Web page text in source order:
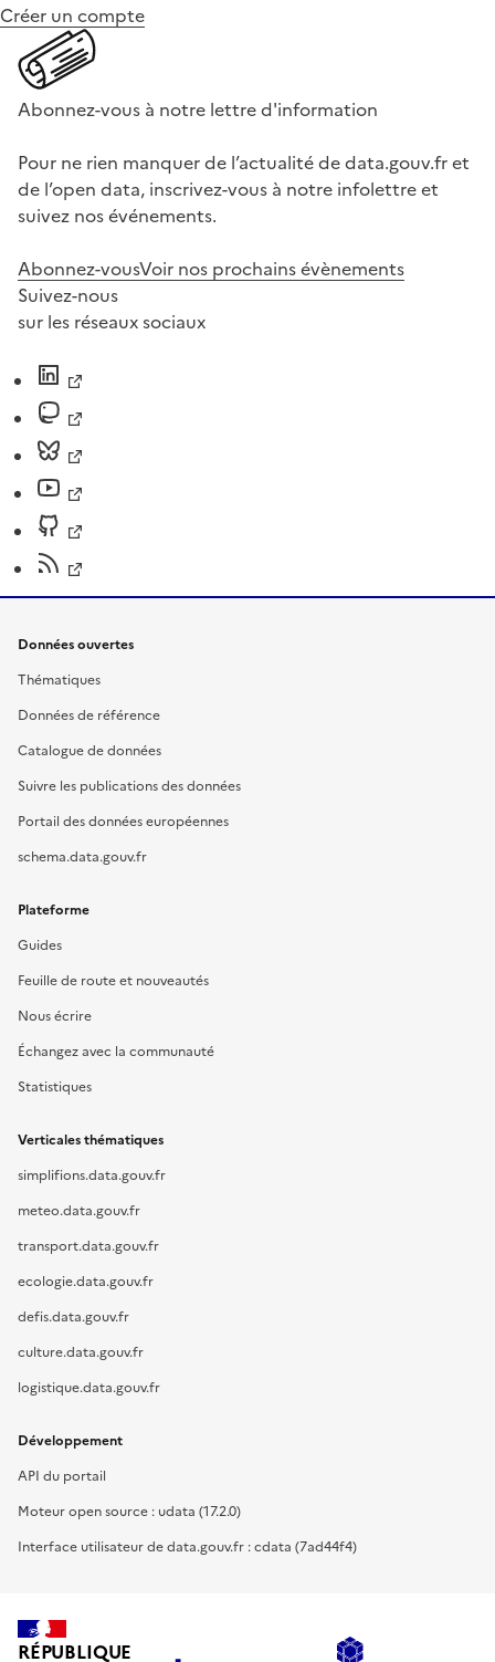
Créer un compte
Abonnez-vous à notre lettre d'information
Pour ne rien manquer de l’actualité de data.gouv.fr et
de l’open data, inscrivez-vous à notre infolettre et
suivez nos événements.
Abonnez-vousVoir nos prochains évènements
Suivez-nous
sur les réseaux sociaux
Données ouvertes
Thématiques
Données de référence
Catalogue de données
Suivre les publications des données
Portail des données européennes
schema.data.gouv.fr
Plateforme
Guides
Feuille de route et nouveautés
Nous écrire
Échangez avec la communauté
Statistiques
Verticales thématiques
simplifions.data.gouv.fr
meteo.data.gouv.fr
transport.data.gouv.fr
ecologie.data.gouv.fr
defis.data.gouv.fr
culture.data.gouv.fr
logistique.data.gouv.fr
Développement
API du portail
Moteur open source : udata (17.2.0)
Interface utilisateur de data.gouv.fr : cdata (7ad44f4)
RÉPUBLIQUE